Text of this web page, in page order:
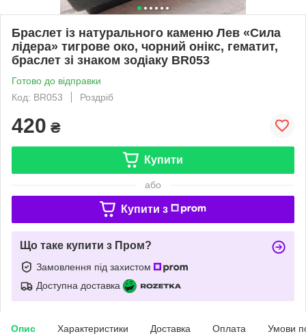
Браслет із натурального каменю Лев «Сила
лідера» тигрове око, чорний онікс, гематит,
браслет зі знаком зодіаку BR053
Готово до відправки
Код: BR053
Роздріб
420 ₴
Купити
або
Купити з
Що таке купити з Пром?
Замовлення під захистом
Доступна доставка
Опис Характеристики Доставка Оплата Умови